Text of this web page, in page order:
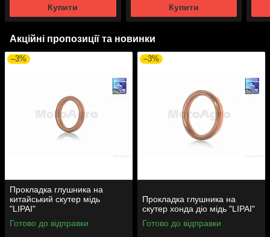
Купити Купити
Акційні пропозиції та новинки
–3%
Прокладка глушника на
китайський скутер мідь
"LIPAI"
Готово до відправки
–3%
Прокладка глушника на
скутер хонда діо мідь "LIPAI"
Готово до відправки